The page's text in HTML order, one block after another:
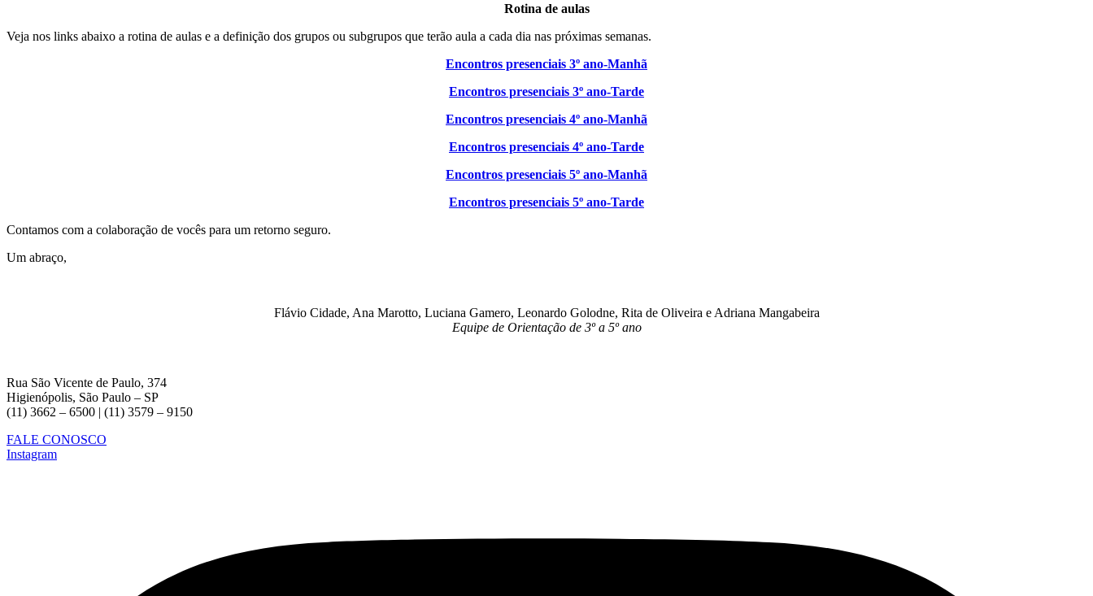
Rotina de aulas
Veja nos links abaixo a rotina de aulas e a definição dos grupos ou subgrupos que terão aula a cada dia nas próximas semanas.
Encontros presenciais 3º ano-Manhã
Encontros presenciais 3º ano-Tarde
Encontros presenciais 4º ano-Manhã
Encontros presenciais 4º ano-Tarde
Encontros presenciais 5º ano-Manhã
Encontros presenciais 5º ano-Tarde
Contamos com a colaboração de vocês para um retorno seguro.
Um abraço,
Flávio Cidade, Ana Marotto, Luciana Gamero, Leonardo Golodne, Rita de Oliveira e Adriana Mangabeira
Equipe de Orientação de 3º a 5º ano
Rua São Vicente de Paulo, 374
Higienópolis, São Paulo – SP
(11) 3662 – 6500 | (11) 3579 – 9150
FALE CONOSCO
Instagram